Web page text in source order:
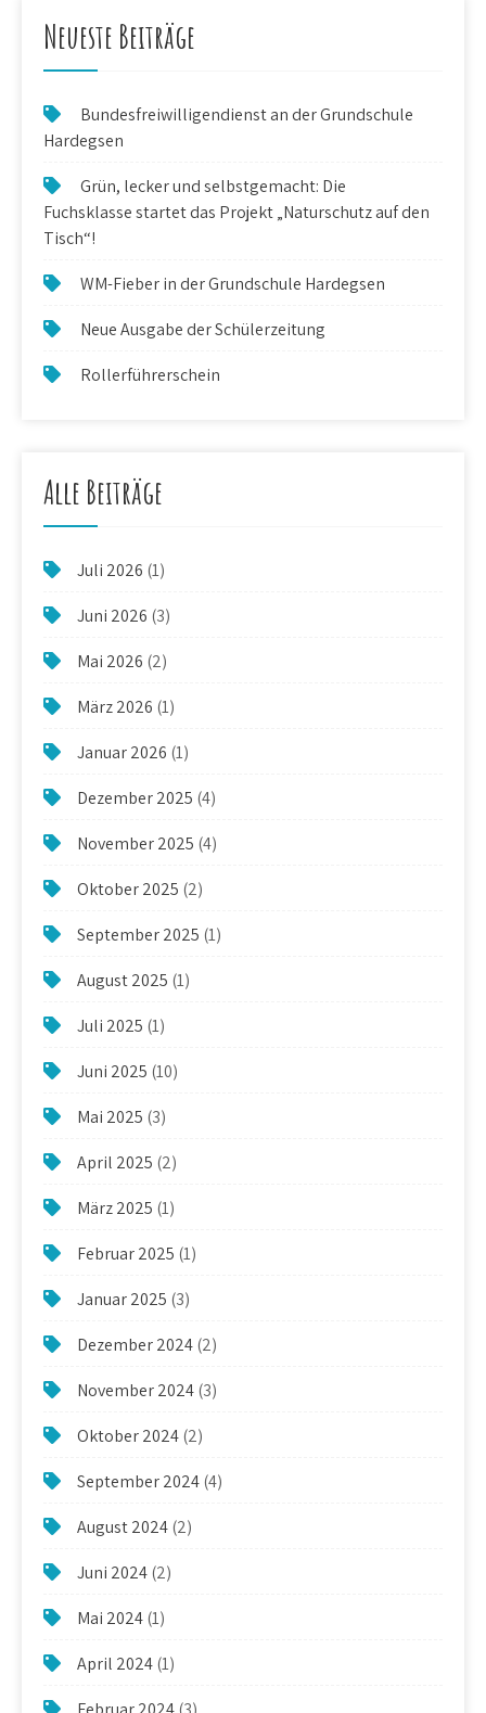
Neueste Beiträge
Bundesfreiwilligendienst an der Grundschule
Hardegsen
Grün, lecker und selbstgemacht: Die
Fuchsklasse startet das Projekt „Naturschutz auf den
Tisch“!
WM-Fieber in der Grundschule Hardegsen
Neue Ausgabe der Schülerzeitung
Rollerführerschein
Alle Beiträge
Juli 2026 (1)
Juni 2026 (3)
Mai 2026 (2)
März 2026 (1)
Januar 2026 (1)
Dezember 2025 (4)
November 2025 (4)
Oktober 2025 (2)
September 2025 (1)
August 2025 (1)
Juli 2025 (1)
Juni 2025 (10)
Mai 2025 (3)
April 2025 (2)
März 2025 (1)
Februar 2025 (1)
Januar 2025 (3)
Dezember 2024(2)
November 2024(3)
Oktober 2024(2)
September 2024(4)
August 2024(2)
Juni 2024(2)
Mai 2024(1)
April 2024(1)